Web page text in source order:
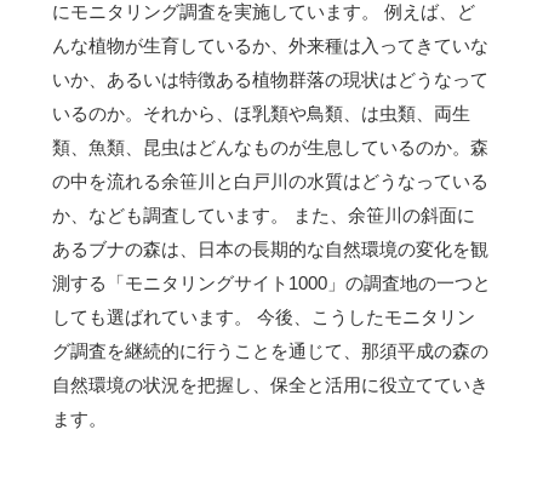
にモニタリング調査を実施しています。 例えば、ど
んな植物が生育しているか、外来種は入ってきていな
いか、あるいは特徴ある植物群落の現状はどうなって
いるのか。それから、ほ乳類や鳥類、は虫類、両生
類、魚類、昆虫はどんなものが生息しているのか。森
の中を流れる余笹川と白戸川の水質はどうなっている
か、なども調査しています。 また、余笹川の斜面に
あるブナの森は、日本の長期的な自然環境の変化を観
測する「モニタリングサイト1000」の調査地の一つと
しても選ばれています。 今後、こうしたモニタリン
グ調査を継続的に行うことを通じて、那須平成の森の
自然環境の状況を把握し、保全と活用に役立てていき
ます。